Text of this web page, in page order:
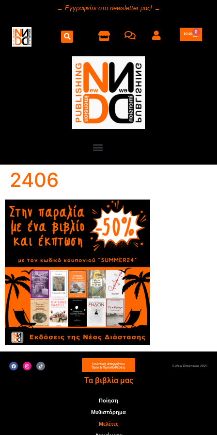
→ Εγγραφείτε στο newsletter μας! ←
€0.00 0
2406
Πολιτική Απορρήτου
Όροι & Προϋποθέσεις
© New Dimension 2021
Τα βιβλία μας
Ποίηση
Μυθιστόρημα
Μελέτες